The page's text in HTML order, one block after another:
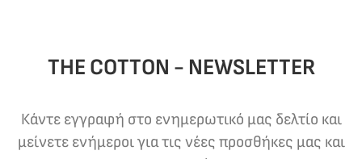
THE COTTON - NEWSLETTER
Κάντε εγγραφή στο ενημερωτικό μας δελτίο και
μείνετε ενήμεροι για τις νέες προσθήκες μας και